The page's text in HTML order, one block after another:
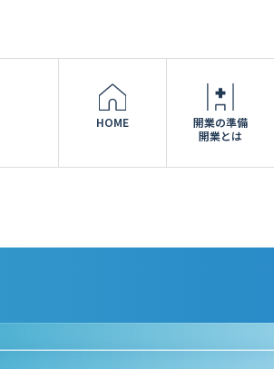
HOME
開業の準備
開業とは